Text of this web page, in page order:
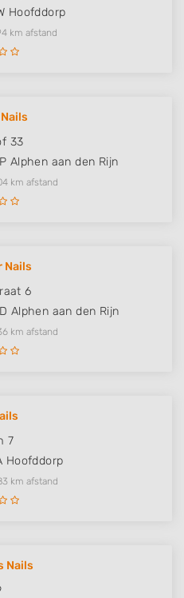
Hoofddorp
km afstand
33
Alphen aan den Rijn
km afstand
Nails
6
Alphen aan den Rijn
km afstand
7
Hoofddorp
km afstand
Nails